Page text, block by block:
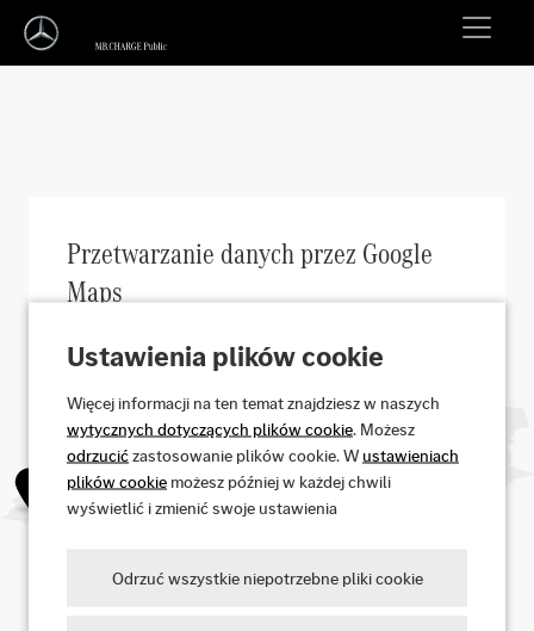
Przetwarzanie danych przez Google
Maps
Maps na tej stronie. Jeśli wyrazisz zgodę, Google
Ireland będzie przetwarzać dane osobowe, takie jak
Twój adres IP oraz informacje o tym, jak korzystasz z
mapy. Zapiszemy również Twoją zgodę w pliku cookie.
Możesz w każdej chwili cofnąć swoją zgodę ze
skutkiem na przyszłość, klikając ikonę „i
Ustawienia plików cookie
Więcej informacji na ten temat znajdziesz w naszych
wytycznych dotyczących plików cookie. Możesz
odrzucićzastosowanie plików cookie. W ustawieniach
plików cookie możesz później w każdej chwili
wyświetlić i zmienić swoje ustawienia
Odrzuć wszystkie niepotrzebne pliki cookie